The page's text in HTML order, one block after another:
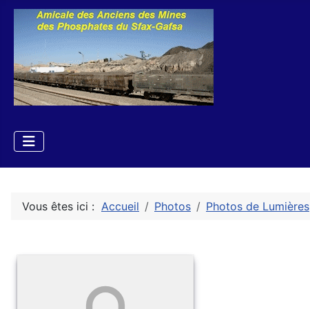
Vous êtes ici : Accueil Photos Photos de Lumières